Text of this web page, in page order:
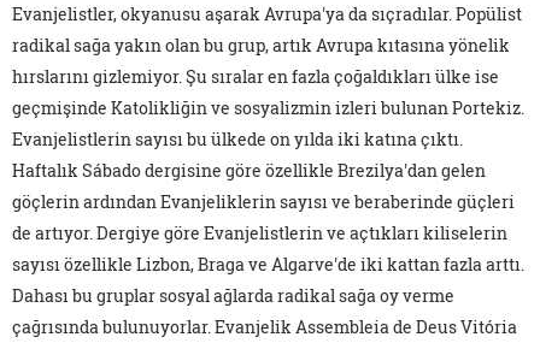
Evanjelistler, okyanusu aşarak Avrupa'ya da sıçradılar. Popülist
radikal sağa yakın olan bu grup, artık Avrupa kıtasına yönelik
hırslarını gizlemiyor. Şu sıralar en fazla çoğaldıkları ülke ise
geçmişinde Katolikliğin ve sosyalizmin izleri bulunan Portekiz.
Evanjelistlerin sayısı bu ülkede on yılda iki katına çıktı.
Haftalık Sábado dergisine göre özellikle Brezilya'dan gelen
göçlerin ardından Evanjeliklerin sayısı ve beraberinde güçleri
de artıyor. Dergiye göre Evanjelistlerin ve açtıkları kiliselerin
sayısı özellikle Lizbon, Braga ve Algarve'de iki kattan fazla arttı.
Dahası bu gruplar sosyal ağlarda radikal sağa oy verme
çağrısında bulunuyorlar. Evanjelik Assembleia de Deus Vitória